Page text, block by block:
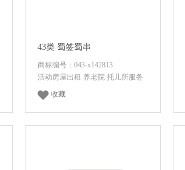
43类 蜀签蜀串
商标编号：043-x142813
活动房屋出租 养老院 托儿所服务
收藏